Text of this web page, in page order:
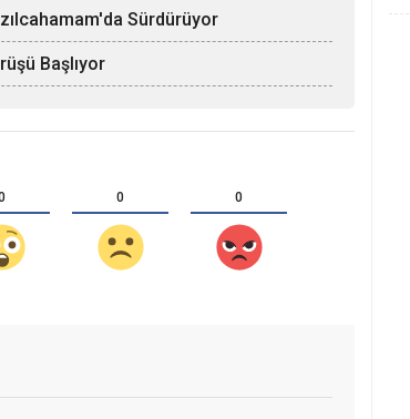
Sürdürüyor
Başlıyor
0 0